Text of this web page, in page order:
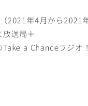
2021年4月から2021
送局＋
a Chanceラジオ！